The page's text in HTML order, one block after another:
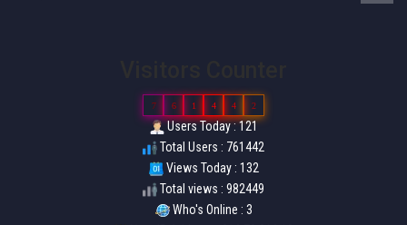
7 6 1 4 4 2
Users Today : 121
Total Users : 761442
Views Today : 132
Total views : 982449
Who's Online : 3